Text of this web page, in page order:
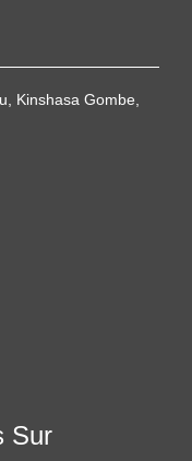
Kinshasa Gombe,
Sur